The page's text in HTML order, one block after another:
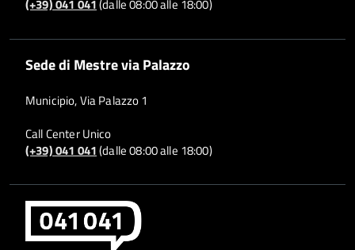
(+39) 041 041(dalle 08:00 alle 18:00)
Sede di Mestre via Palazzo
Municipio, Via Palazzo 1
Call Center Unico
(+39) 041 041(dalle 08:00 alle 18:00)